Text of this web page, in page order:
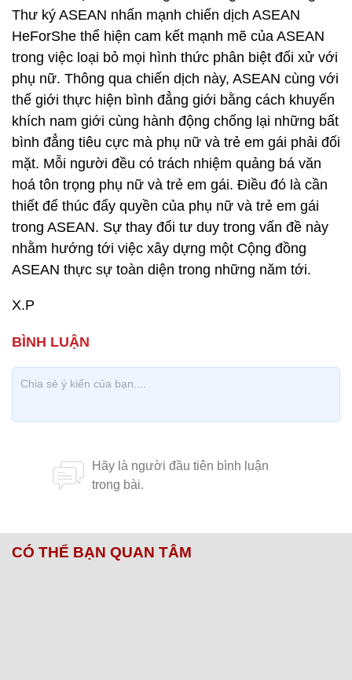
Thư ký ASEAN nhấn mạnh chiến dịch ASEAN
HeForShe thể hiện cam kết mạnh mẽ của ASEAN
trong việc loại bỏ mọi hình thức phân biệt đối xử với
phụ nữ. Thông qua chiến dịch này, ASEAN cùng với
thế giới thực hiện bình đẳng giới bằng cách khuyến
khích nam giới cùng hành động chống lại những bất
bình đẳng tiêu cực mà phụ nữ và trẻ em gái phải đối
mặt. Mỗi người đều có trách nhiệm quảng bá văn
hoá tôn trọng phụ nữ và trẻ em gái. Điều đó là cần
thiết để thúc đẩy quyền của phụ nữ và trẻ em gái
trong ASEAN. Sự thay đổi tư duy trong vấn đề này
nhằm hướng tới việc xây dựng một Cộng đồng
ASEAN thực sự toàn diện trong những năm tới.
X.P
CÓ THỂ BẠN QUAN TÂM